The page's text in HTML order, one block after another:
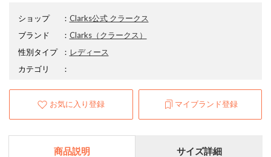
ショップ ： Clarks公式 クラークス
ブランド
： Clarks（クラークス）
性別タイプ
： レディース
カテゴリ
：
お気に入り登録 マイブランド登録
商品説明 サイズ詳細